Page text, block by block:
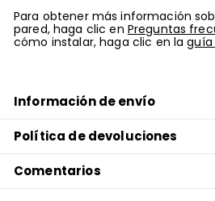
Para obtener más información
pared, haga clic en Preguntas
cómo instalar, haga clic en la guía
Información de envío
Política de devoluciones
Comentarios